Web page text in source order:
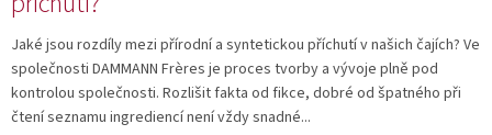
Jaké jsou rozdíly mezi přírodní a syntetickou příchutí v našich čajích? Ve
společnosti DAMMANN Frères je proces tvorby a vývoje plně pod
kontrolou společnosti. Rozlišit fakta od fikce, dobré od špatného při
čtení seznamu ingrediencí není vždy snadné...